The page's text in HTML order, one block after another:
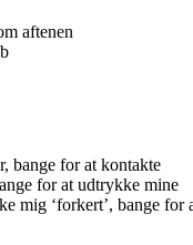
aftenen
bange for at kontakte
for at udtrykke mine
mig ‘forkert’, bange for